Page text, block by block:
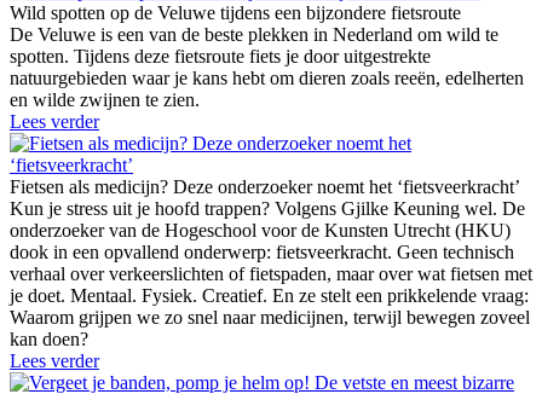
Wild spotten op de Veluwe tijdens een bijzondere fietsroute
De Veluwe is een van de beste plekken in Nederland om wild te
spotten. Tijdens deze fietsroute fiets je door uitgestrekte
natuurgebieden waar je kans hebt om dieren zoals reeën, edelherten
en wilde zwijnen te zien.
Lees verder
Fietsen als medicijn? Deze onderzoeker noemt het ‘fietsveerkracht’
Kun je stress uit je hoofd trappen? Volgens Gjilke Keuning wel. De
onderzoeker van de Hogeschool voor de Kunsten Utrecht (HKU)
dook in een opvallend onderwerp: fietsveerkracht. Geen technisch
verhaal over verkeerslichten of fietspaden, maar over wat fietsen met
je doet. Mentaal. Fysiek. Creatief. En ze stelt een prikkelende vraag:
Waarom grijpen we zo snel naar medicijnen, terwijl bewegen zoveel
kan doen?
Lees verder